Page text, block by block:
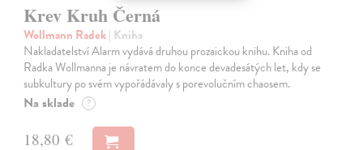
Krev Kruh Černá
Wollmann Radek| Kniha
Nakladatelství Alarm vydává druhou prozaickou knihu. Kniha od
Radka Wollmanna je návratem do konce devadesátých let, kdy se
subkultury po svém vypořádávaly s porevolučním chaosem.
Na sklade ?
18,80 €